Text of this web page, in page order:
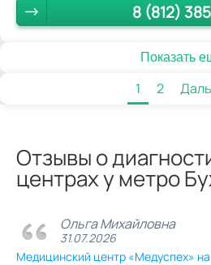
8 (812)
Показать
1 2
Отзывы о
центрах у метро
Ольга Михайловна
31.07.2026
Медицинский центр «Медуспех»